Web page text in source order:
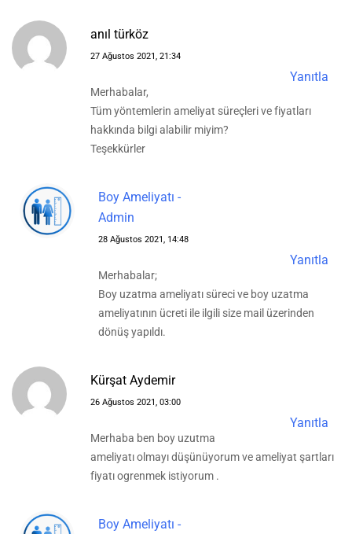
anıl türköz
27 Ağustos 2021, 21:34
Yanıtla
Merhabalar,
Tüm yöntemlerin ameliyat süreçleri ve fiyatları
hakkında bilgi alabilir miyim?
Teşekkürler
Boy Ameliyatı -
Admin
28 Ağustos 2021, 14:48
Yanıtla
Merhabalar;
Boy uzatma ameliyatı süreci ve boy uzatma
ameliyatının ücreti ile ilgili size mail üzerinden
dönüş yapıldı.
Kürşat Aydemir
26 Ağustos 2021, 03:00
Yanıtla
Merhaba ben boy uzutma
ameliyatı olmayı düşünüyorum ve ameliyat şartları
fiyatı ogrenmek istiyorum .
Boy Ameliyatı -